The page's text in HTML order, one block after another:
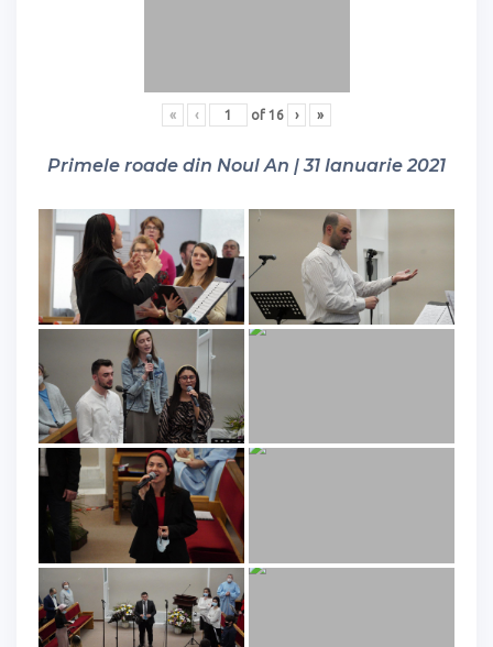
« ‹ of 16 › »
Primele roade din Noul An | 31 Ianuarie 2021